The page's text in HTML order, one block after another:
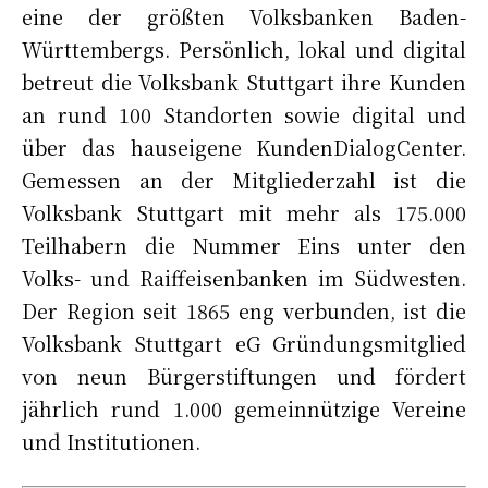
eine der größten Volksbanken Baden-
Württembergs. Persönlich, lokal und digital
betreut die Volksbank Stuttgart ihre Kunden
an rund 100 Standorten sowie digital und
über das hauseigene KundenDialogCenter.
Gemessen an der Mitgliederzahl ist die
Volksbank Stuttgart mit mehr als 175.000
Teilhabern die Nummer Eins unter den
Volks- und Raiffeisenbanken im Südwesten.
Der Region seit 1865 eng verbunden, ist die
Volksbank Stuttgart eG Gründungsmitglied
von neun Bürgerstiftungen und fördert
jährlich rund 1.000 gemeinnützige Vereine
und Institutionen.